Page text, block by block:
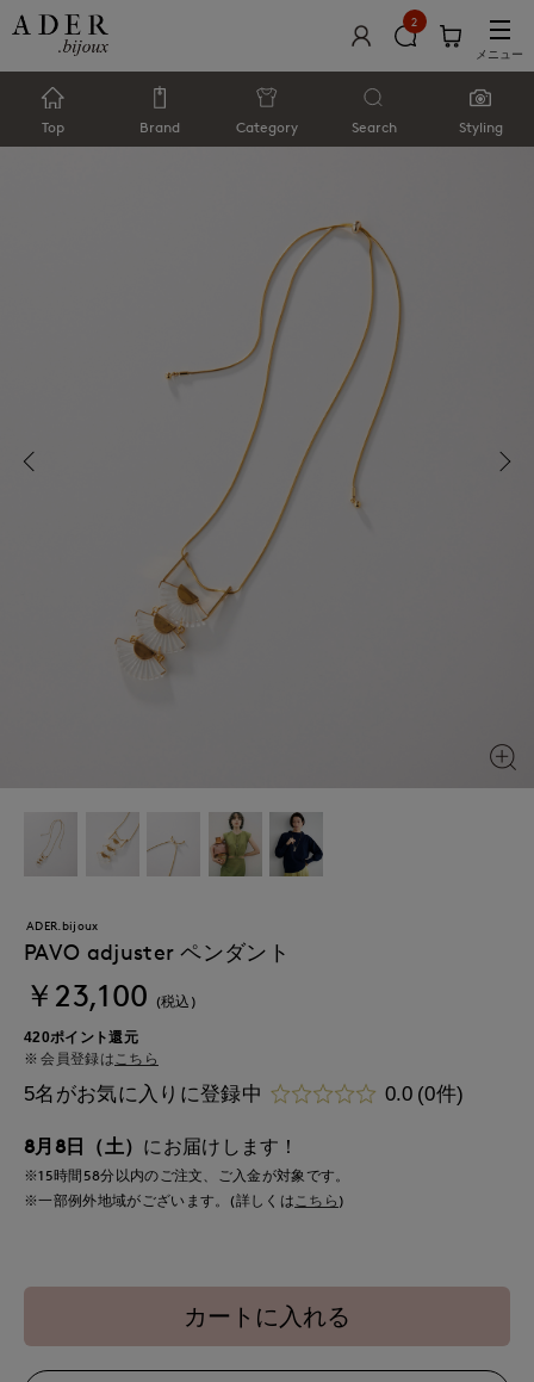
2
メニュー
Top Brand Category Search Styling
ADER.bijoux
PAVO adjuster ペンダント
￥23,100 (税込)
420ポイント還元
会員登録はこちら
5名がお気に入りに登録中 0.0 (0件)
8月8日（土） にお届けします！
※15時間 58分以内のご注文、ご入金が対象です。
※一部例外地域がございます。(詳しくは こちら )
カートに入れる